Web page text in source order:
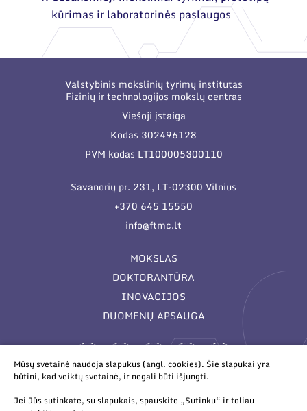
kūrimas ir laboratorinės paslaugos
Valstybinis mokslinių tyrimų institutas
Fizinių ir technologijos mokslų centras
Viešoji įstaiga
Kodas 302496128
PVM kodas LT100005300110
Savanorių pr. 231, LT-02300 Vilnius
+370 645 15550
info@ftmc.lt
MOKSLAS
DOKTORANTŪRA
INOVACIJOS
DUOMENŲ APSAUGA
Mūsų svetainė naudoja slapukus (angl. cookies). Šie slapukai yra
būtini, kad veiktų svetainė, ir negali būti išjungti.
Jei Jūs sutinkate, su slapukais, spauskite „Sutinku“ ir toliau